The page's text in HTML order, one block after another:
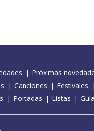
Próximas
Canciones Festivales
Portadas Listas